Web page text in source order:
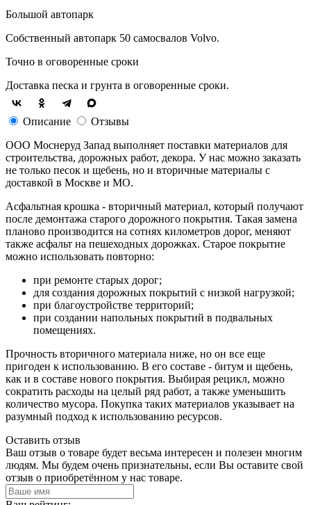
Большой автопарк
Собственный автопарк 50 самосвалов Volvo.
Точно в оговоренные сроки
Доставка песка и грунта в оговоренные сроки.
Описание
Отзывы
ООО Моснеруд Запад выполняет поставки материалов для
строительства, дорожных работ, декора. У нас можно заказать
не только песок и щебень, но и вторичные материалы с
доставкой в Москве и МО.
Асфальтная крошка - вторичный материал, который получают
после демонтажа старого дорожного покрытия. Такая замена
планово производится на сотнях километров дорог, меняют
также асфальт на пешеходных дорожках. Старое покрытие
можно использовать повторно:
при ремонте старых дорог;
для создания дорожных покрытий с низкой нагрузкой;
при благоустройстве территорий;
при создании напольных покрытий в подвальных
помещениях.
Прочность вторичного материала ниже, но он все еще
пригоден к использованию. В его составе - битум и щебень,
как и в составе нового покрытия. Выбирая рецикл, можно
сократить расходы на целый ряд работ, а также уменьшить
количество мусора. Покупка таких материалов указывает на
разумный подход к использованию ресурсов.
Оставить отзыв
Ваш отзыв о товаре будет весьма интересен и полезен многим
людям. Мы будем очень признательны, если Вы оставите свой
отзыв о приобретённом у нас товаре.